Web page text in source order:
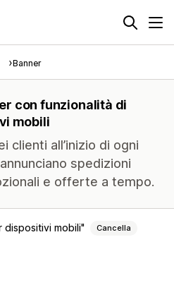
Banner
con funzionalità di
mobili
clienti all’inizio di ogni
spedizioni
e offerte a tempo.
dispositivi mobili Cancella